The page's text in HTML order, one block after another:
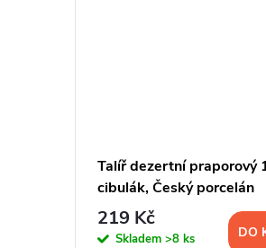
Talíř dezertní praporový
cibulák, Český porcelán
219 Kč
Skladem >8 ks DO